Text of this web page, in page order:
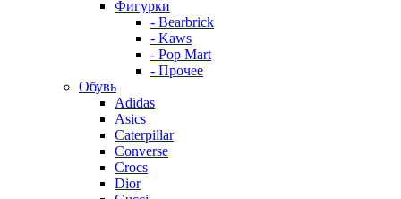
Фигурки
- Bearbrick
- Kaws
- Pop Mart
- Прочее
Обувь
Adidas
Asics
Caterpillar
Converse
Crocs
Dior